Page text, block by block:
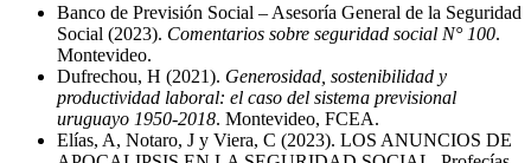
Banco de Previsión Social – Asesoría General de la Seguridad
Social (2023). Comentarios sobre seguridad social N° 100.
Montevideo.
Dufrechou, H (2021). Generosidad, sostenibilidad y
productividad laboral: el caso del sistema previsional
uruguayo 1950-2018. Montevideo, FCEA.
Elías, A, Notaro, J y Viera, C (2023). LOS ANUNCIOS DE